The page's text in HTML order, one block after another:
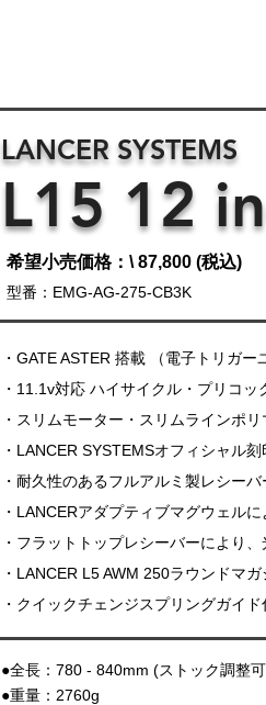
LANCER SYSTEMS
L15 12
希望小売価格：\ 87,800 (税込)
​型番：EMG-AG-275-CB3K
・GATE ASTER 搭載 （電子トリガー
・11.1v対応 ハイサイクル・プリコッ
・スリムモーター・スリムラインポ
・LANCER SYSTEMSオフィシャル
・耐久性のあるフルアルミ製レシー
・LANCERアダプティブマグウェル
・フラットトップレシーバーにより
・LANCER L5 AWM 250ラウンドマ
・クイックチェンジスプリングガイ
●全長：780 - 840mm (ストック調整
●重量：2760g